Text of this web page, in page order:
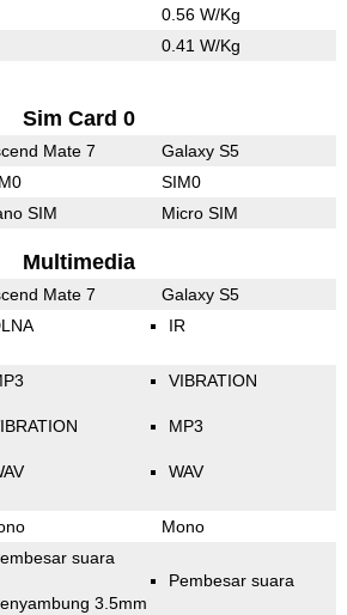
0.56 W/Kg
0.41 W/Kg
Sim Card 0
Mate 7 Galaxy S5
SIM0
SIM Micro SIM
Multimedia
Mate 7 Galaxy S5
IR
VIBRATION
MP3
WAV
Mono
suara
3.5mm
Pembesar suara